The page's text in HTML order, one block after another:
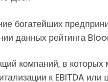
богатейших
данных рейтинга
компаний, в
к EBITDA